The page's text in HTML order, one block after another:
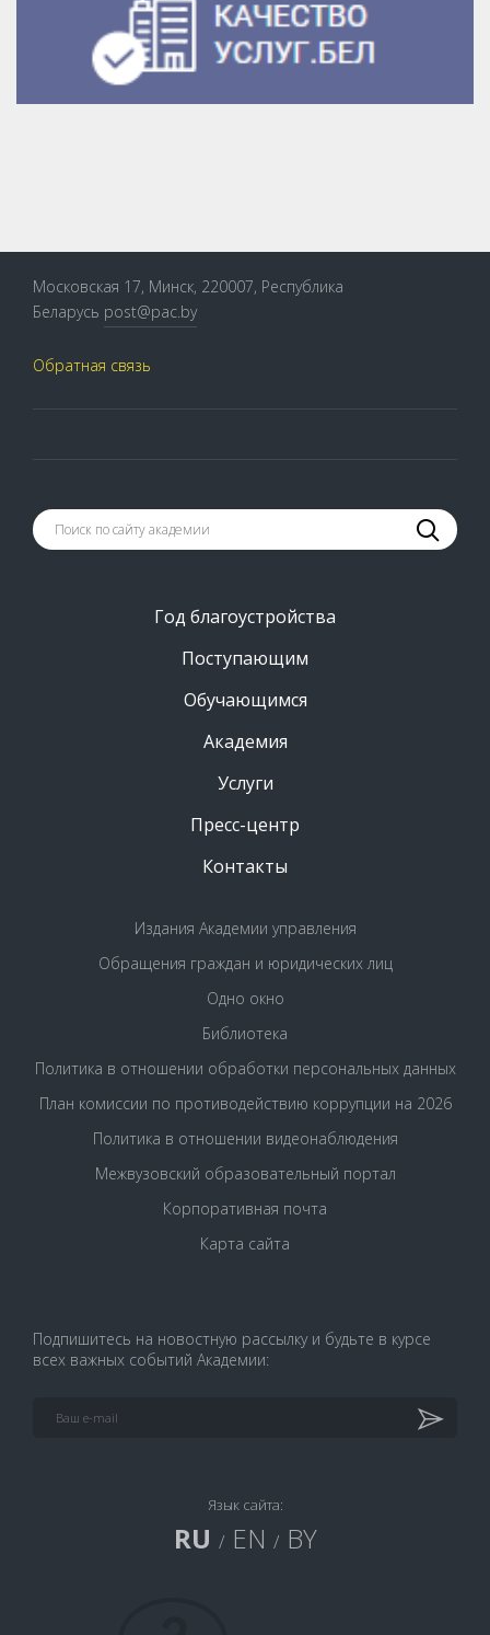
Московская 17, Минск, 220007, Республика
Беларусь post@pac.by
Обратная связь
Год благоустройства
Поступающим
Обучающимся
Академия
Услуги
Пресс-центр
Контакты
Издания Академии управления
Обращения граждан и юридических лиц
Одно окно
Библиотека
Политика в отношении обработки персональных данных
План комиссии по противодействию коррупции на 2026
Политика в отношении видеонаблюдения
Межвузовский образовательный портал
Корпоративная почта
Карта сайта
Подпишитесь на новостную рассылку и будьте в курсе
всех важных событий Академии:
Язык сайта:
RU / EN / BY